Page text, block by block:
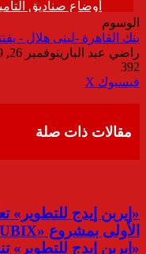
الوسوم
بنك القاهرة -لبنى هلال -
راضي عبد البارينوفمبر 26, 2019
392
فيسبوك ‫X
مقالات ذات صلة
«إيربن إيدج
«إيربن إيدج للتطوير»